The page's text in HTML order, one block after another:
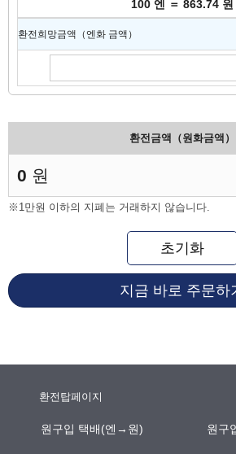
100 엔 ＝ 863.74 원
환전희망금액（엔화 금액）
환전금액（원화금액）
0 원
※1만원 이하의 지폐는 거래하지 않습니다.
초기화
지금 바로 주문하
환전탑페이지
원구입 택배(엔→원) 원구